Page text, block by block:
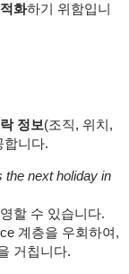
화하기 위함입니
정보(조직, 위치,
합니다.
the next holiday in
할 수 있습니다.
계층을 우회하여,
거칩니다.